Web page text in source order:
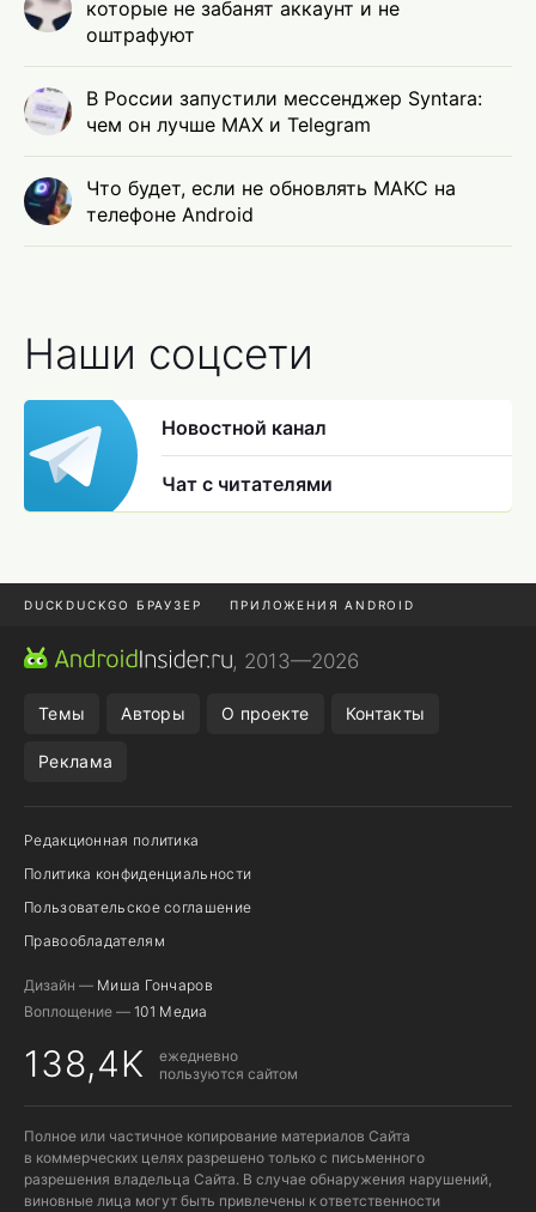
которые не забанят аккаунт и не
оштрафуют
В России запустили мессенджер Syntara:
чем он лучше MAX и Telegram
Что будет, если не обновлять МАКС на
телефоне Android
Наши соцсети
Новостной канал
Чат с читателями
DUCKDUCKGO БРАУЗЕР ПРИЛОЖЕНИЯ ANDROID
CHROME БРАУЗЕР
, 2013—2026
Темы Авторы О проекте Контакты
Реклама
Редакционная политика
Политика конфиденциальности
Пользовательское соглашение
Правообладателям
Дизайн — Миша Гончаров
Воплощение — 101 Медиа
138,4K
ежедневно
пользуются сайтом
Полное или частичное копирование материалов Сайта
в коммерческих целях разрешено только с письменного
разрешения владельца Сайта. В случае обнаружения нарушений,
виновные лица могут быть привлечены к ответственности